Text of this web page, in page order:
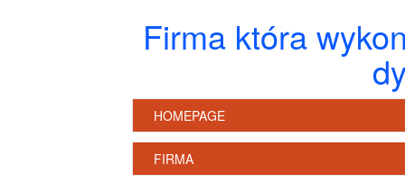
Firma która
HOMEPAGE
FIRMA